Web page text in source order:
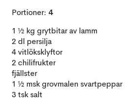
Portioner: 4
1 ½ kg grytbitar av lamm
2 dl persilja
4 vitlöksklyftor
2 chilifrukter
fjällster
1 ½ msk grovmalen svartpeppar
3 tsk salt